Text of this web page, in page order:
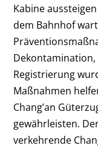
Kabine
dem Bahnhof
Registrierung
Maßnahmen
Chang’an
gewährleisten.
verkehrende